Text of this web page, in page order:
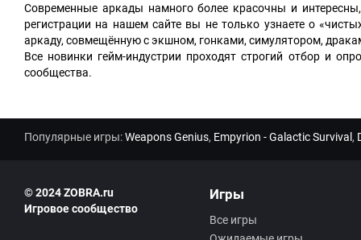
Современные аркады намного более красочны и
регистрации на нашем сайте вы не только узнаете о
аркаду, совмещённую с экшном, гонками, симулятором,
Все новинки гейм-индустрии проходят строгий отбор и
сообщества.
Популярные игры:Weapons Genius, Empyrion - Galactic Survival ,
© 2024 ZOBRA.ru
Игровое сообщество
Игры
Все игры